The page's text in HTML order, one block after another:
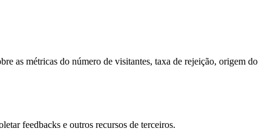
as métricas do número de visitantes, taxa de rejeição, origem do
feedbacks e outros recursos de terceiros.